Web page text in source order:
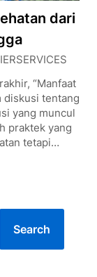
dari
“Manfaat
diskusi tentang
yang muncul
praktek yang
tetapi…
Search